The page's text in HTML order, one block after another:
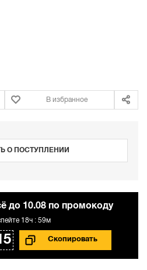
В избранное
О ПОСТУПЛЕНИИ
до 10.08 по промокоду
18ч : 59м